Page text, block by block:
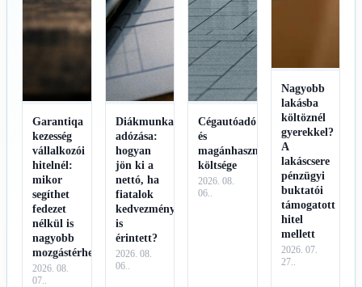
Garantiqa
kezesség
vállalkozói
hitelnél:
mikor
segíthet
fedezet
nélkül is
nagyobb
mozgástérhez?
2026. 08.
07..
Diákmunka
adózása:
hogyan
jön ki a
nettó, ha
fiatalok
kedvezménye
is
érintett?
2026. 08.
06..
Cégautóadó
és
magánhasználat
költsége
2026. 08.
06..
Nagyobb
lakásba
költöznél
gyerekkel?
A
lakáscsere
pénzügyi
buktatói
támogatott
hitel
mellett
2026. 07.
27..